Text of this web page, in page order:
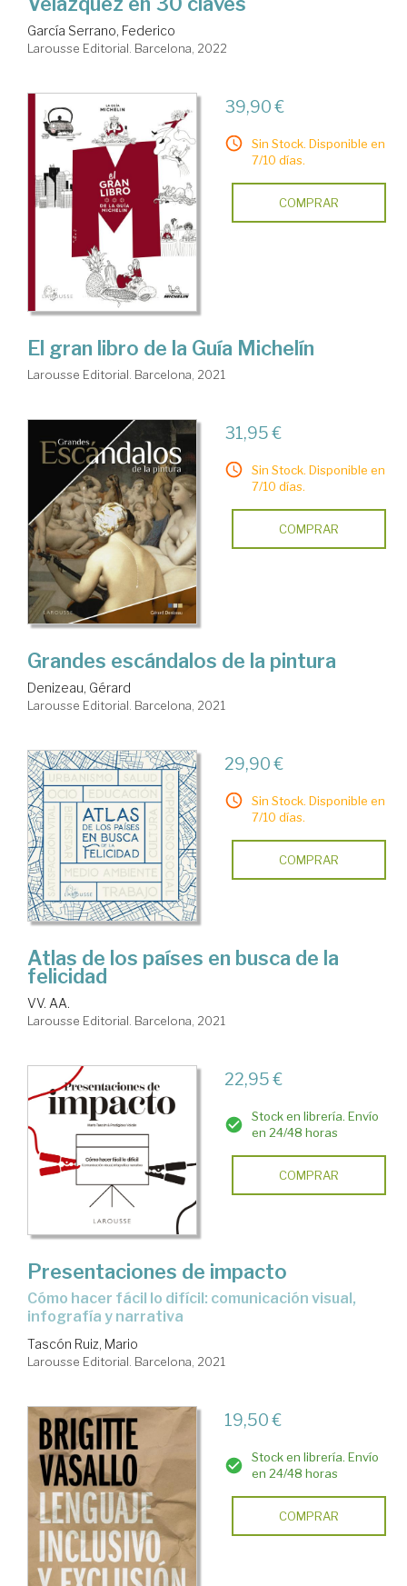
García Serrano, Federico
Larousse Editorial. Barcelona, 2022
39,90 €
Sin Stock. Disponible en
7/10 días.
COMPRAR
El gran libro de la Guía Michelín
Larousse Editorial. Barcelona, 2021
31,95 €
Sin Stock. Disponible en
7/10 días.
COMPRAR
Grandes escándalos de la pintura
Denizeau, Gérard
Larousse Editorial. Barcelona, 2021
29,90 €
Sin Stock. Disponible en
7/10 días.
COMPRAR
Atlas de los países en busca de la
felicidad
VV. AA.
Larousse Editorial. Barcelona, 2021
22,95 €
Stock en librería. Envío
en 24/48 horas
COMPRAR
Presentaciones de impacto
Cómo hacer fácil lo difícil: comunicación visual,
infografía y narrativa
Tascón Ruiz, Mario
Larousse Editorial. Barcelona, 2021
19,50 €
Stock en librería. Envío
en 24/48 horas
COMPRAR